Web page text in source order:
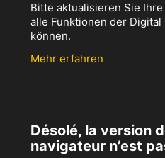
Bitte aktualisieren Sie
alle Funktionen der
können.
Mehr erfahren
Désolé, la version
navigateur n’est